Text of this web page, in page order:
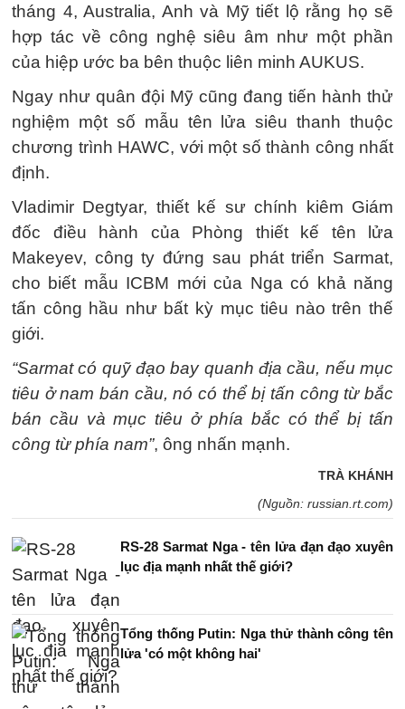
tháng 4, Australia, Anh và Mỹ tiết lộ rằng họ sẽ
hợp tác về công nghệ siêu âm như một phần
của hiệp ước ba bên thuộc liên minh AUKUS.
Ngay như quân đội Mỹ cũng đang tiến hành thử
nghiệm một số mẫu tên lửa siêu thanh thuộc
chương trình HAWC, với một số thành công nhất
định.
Vladimir Degtyar, thiết kế sư chính kiêm Giám
đốc điều hành của Phòng thiết kế tên lửa
Makeyev, công ty đứng sau phát triển Sarmat,
cho biết mẫu ICBM mới của Nga có khả năng
tấn công hầu như bất kỳ mục tiêu nào trên thế
giới.
“Sarmat có quỹ đạo bay quanh địa cầu, nếu mục
tiêu ở nam bán cầu, nó có thể bị tấn công từ bắc
bán cầu và mục tiêu ở phía bắc có thể bị tấn
công từ phía nam”, ông nhấn mạnh.
TRÀ KHÁNH
(Nguồn: russian.rt.com)
RS-28 Sarmat Nga - tên lửa đạn đạo xuyên
lục địa mạnh nhất thế giới?
Tổng thống Putin: Nga thử thành công tên
lửa 'có một không hai'